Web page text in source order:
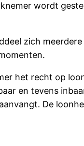
wordt
zich
het recht op
en tevens
De